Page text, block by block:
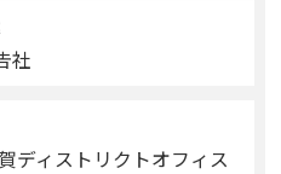
社
ディストリクトオフィス